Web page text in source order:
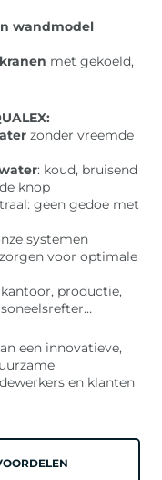
wandmodel
met gekoeld,
zonder vreemde
: koud, bruisend
knop
geen gedoe met
systemen
voor optimale
kantoor, productie,
een innovatieve,
en klanten